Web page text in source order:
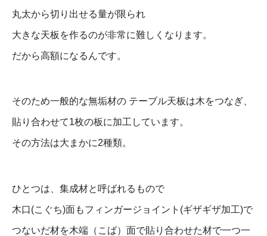
丸太から切り出せる量が限られ
大きな天板を作るのが非常に難しくなります。
だから高額になるんです。
そのため一般的な無垢材の テーブル天板は木をつなぎ、
貼り合わせて1枚の板に加工しています。
その方法は大まかに2種類。
ひとつは、集成材と呼ばれるもので
木口(こぐち)面もフィンガージョイント(ギザギザ加工)で
つないだ材を木端（こば）面で貼り合わせた材で一つ一